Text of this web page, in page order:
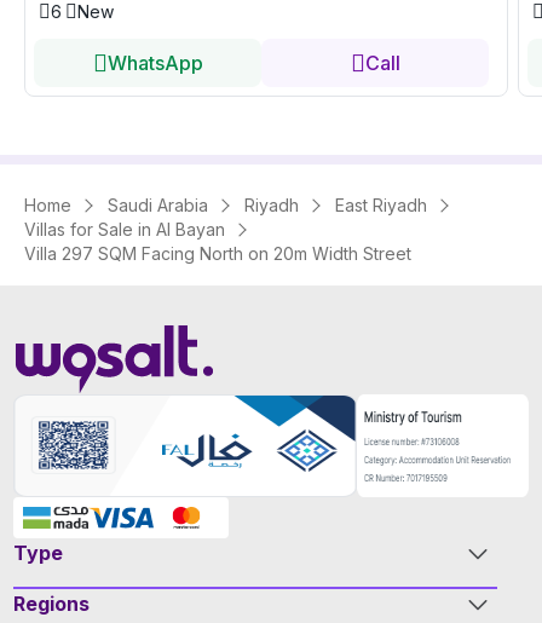
6 New
WhatsApp Call
Home Saudi Arabia Riyadh
East Riyadh
Villas for Sale in Al Bayan
Villa 297 SQM Facing North on 20m Width Street
Type
Regions